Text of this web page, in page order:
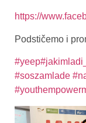
https://
Podstičemo i
#yeep
#soszamlade